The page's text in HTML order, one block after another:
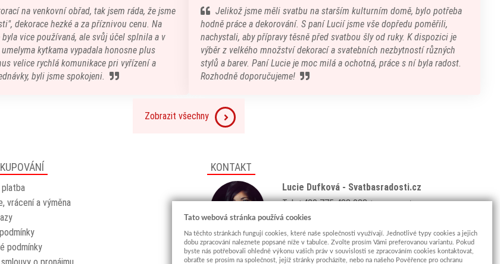
na venkovní obřad, tak jsem ráda, že jsme
dekorace hezké a za příznivou cenu. Na
vice používaná, ale svůj účel splnila a v
kytkama vypadala honosne plus
velice rychlá komunikace pri vyřízení a
byli jsme spokojeni.
Jelikož jsme měli svatbu na starším kulturním domě, bylo potřeba
hodně práce a dekorování. S paní Lucií jsme vše dopředu poměřili,
nachystali, aby přípravy těsně před svatbou šly od ruky. K dispozici je
výběr z velkého množství dekorací a svatebních nezbytností různých
stylů a barev. Paní Lucie je moc milá a ochotná, práce s ní byla radost.
Rozhodně doporučujeme!
Zobrazit všechny
platba
vrácení a výměna
podmínky
KONTAKT
Lucie Dufková - Svatbasradosti.cz
Tel: +420 775 438 933(8:00 - 18:00)
Email:info@svatbasradosti.cz
Showroom
Jungmannova 627, Kyjov 69701
Tato webová stránka používá cookies
Na těchto stránkách fungují cookies, které naše společnosti využívají. Jednotlivé typy cookies a jejich
dobu zpracování naleznete popsané níže v tabulce. Zvolte prosím Vámi preferovanou variantu. Pokud
byste nás potřebovali ohledně výkonu vašich práv v souvislosti se zpracováním cookies kontaktovat,
obraťte se prosím na společnost, jejíž stránky procházíte, nebo na našeho Pověřence pro ochranu